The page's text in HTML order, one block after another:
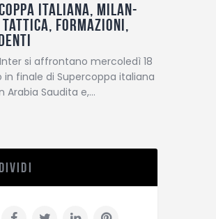
italiana, Milan-
tattica, formazioni,
si affrontano mercoledì 18
in finale di Supercoppa italiana
Arabia Saudita e,…